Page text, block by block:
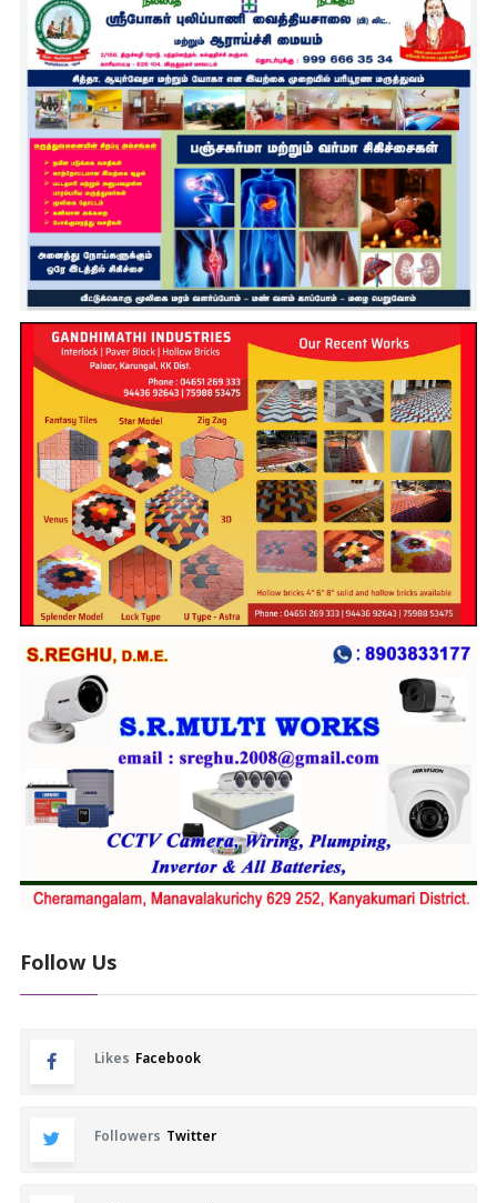
Follow Us
Likes Facebook
Followers Twitter